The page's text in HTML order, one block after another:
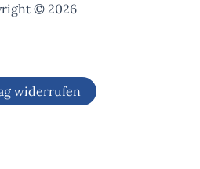
© 2026
widerrufen